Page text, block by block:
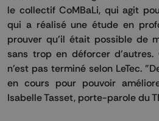
le collectif CoMBaLi, qui agit
qui a réalisé une étude en
prouver qu'il était possible de
sans trop en déforcer
n'est pas terminé selon LeTec.
en cours pour pouvoir
Isabelle Tasset, porte-parole du